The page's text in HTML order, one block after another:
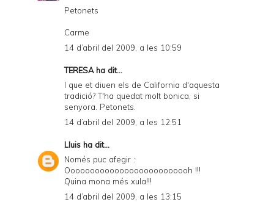
Petonets
Carme
14 d’abril del 2009, a les 10:59
TERESAha dit...
I que et diuen els de California d'aquesta
tradició? T'ha quedat molt bonica, si
senyora. Petonets.
14 d’abril del 2009, a les 12:51
Lluis ha dit...
Només puc afegir :
Oooooooooooooooooooooooooh !!!
Quina mona més xula!!!
14 d’abril del 2009, a les 13:15